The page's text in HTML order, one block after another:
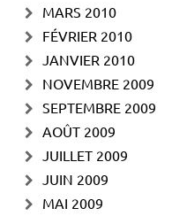
MARS 2010
FÉVRIER 2010
JANVIER 2010
NOVEMBRE 2009
SEPTEMBRE 2009
AOÛT 2009
JUILLET 2009
JUIN 2009
MAI 2009